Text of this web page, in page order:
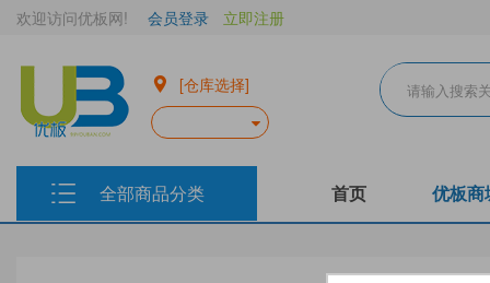
欢迎访问优板网! 会员登录 立即注册
[仓库选择]
全部商品分类 首页 优板商